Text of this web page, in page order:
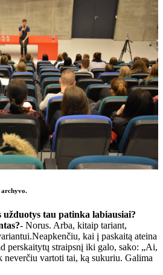
archyvo.
tau patinka labiausiai?
- Norus. Arba, kitaip tariant,
kai į paskaitą ateina
perskaitytų straipsnį iki galo, sako: „Ai,
neverčiu vartoti tai, ką sukuriu. Galima